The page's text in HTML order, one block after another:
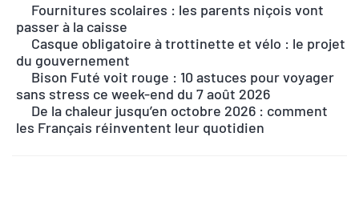
e
r
a
Fournitures scolaires : les parents niçois vont
passer à la caisse
Casque obligatoire à trottinette et vélo : le projet
du gouvernement
Bison Futé voit rouge : 10 astuces pour voyager
sans stress ce week-end du 7 août 2026
De la chaleur jusqu’en octobre 2026 : comment
les Français réinventent leur quotidien